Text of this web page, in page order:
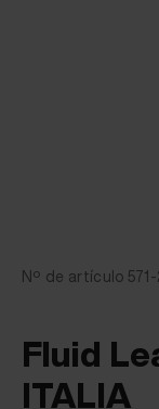
Nº de artículo
Fluid
ITALIA